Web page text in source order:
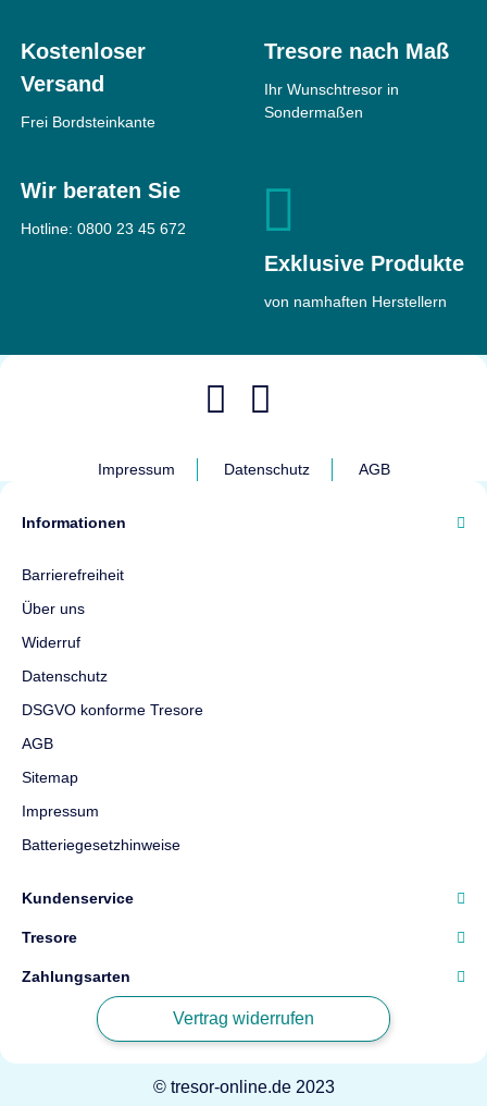
Kostenloser
Versand
Frei Bordsteinkante
Tresore nach Maß
Ihr Wunschtresor in
Sondermaßen
Wir beraten Sie
Hotline: 0800 23 45 672
Exklusive Produkte
von namhaften Herstellern
Impressum Datenschutz AGB
Informationen
Barrierefreiheit
Über uns
Widerruf
Datenschutz
DSGVO konforme Tresore
AGB
Sitemap
Impressum
Batteriegesetzhinweise
Kundenservice
Tresore
Zahlungsarten
Vertrag widerrufen
© tresor-online.de 2023